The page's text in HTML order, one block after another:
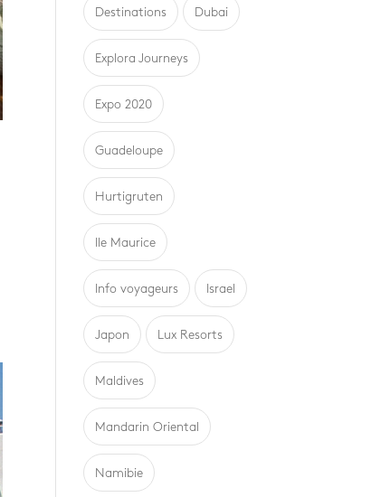
Destinations Dubai
Explora Journeys
Expo 2020
Guadeloupe
Hurtigruten
Ile Maurice
Info voyageurs Israel
Japon Lux Resorts
Maldives
Mandarin Oriental
Namibie